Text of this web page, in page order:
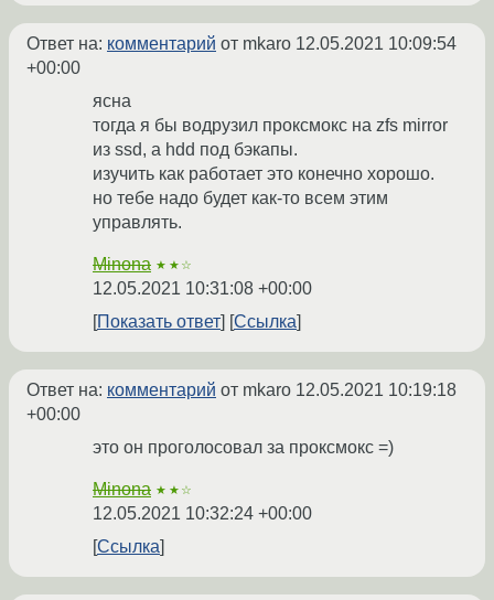
Ответ на: комментарий от mkaro 12.05.2021 10:09:54
+00:00
ясна
тогда я бы водрузил проксмокс на zfs mirror
из ssd, а hdd под бэкапы.
изучить как работает это конечно хорошо.
но тебе надо будет как-то всем этим
управлять.
Minona ★★☆
12.05.2021 10:31:08 +00:00
Показать ответ
Ссылка
Ответ на: комментарий от mkaro 12.05.2021 10:19:18
+00:00
это он проголосовал за проксмокс =)
Minona ★★☆
12.05.2021 10:32:24 +00:00
Ссылка